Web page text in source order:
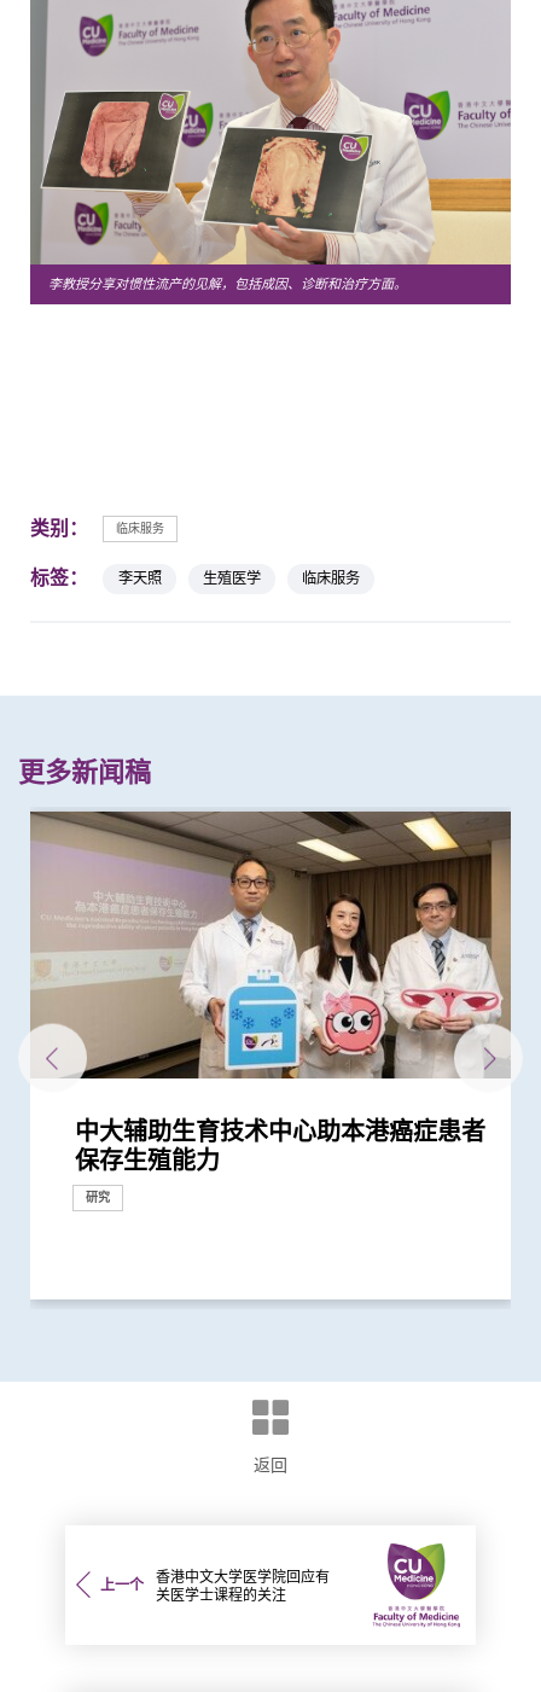
李教授分享对惯性流产的见解，包括成因、诊断和治疗方面。
类别： 临床服务
标签： 李天照 生殖医学 临床服务
更多新闻稿
中大辅助生育技术中心助本港癌症患者
保存生殖能力
研究
中大医学院与海外外科专家联合建议
新冠患者将手术延后七星期以减低死亡
风险
中大证新冠婴孩患者粪便带病毒 可成
隐形传播者 成立新冠病毒检测中心 致
力为婴幼儿作粪便检测
中大全基因组测序技术为惯性流产夫妇
作更精准的遗传病因检测及诊断
研究
中大推全球首项运用「单细胞基因技
术」检测卵子质素研究 破解卵子老化
及女性不育之谜
中大进行全球首项大型青少年流行病学
统计 发现滥用冰毒会引致下尿路症状
临床服务
中大医学院研「前列腺动脉栓塞术」治
前列腺肥大 9成病人经新法治疗后可正
常排尿
中大筛查发现每三名社区长者就有一人
患脑小血管病 藉世界中风日呼吁及早
预防
中大推行香港儿童眼疾普查研究计划
临床服务
中大及威院共同引入超新科技3D医学
影像系统 辐射量较传统X光减少逾九成
临床服务
中大提倡结合房颤筛查及药物教育 助
长者减低中风风险
临床服务
返回
上一个
香港中文大学医学院回应有
关医学士课程的关注